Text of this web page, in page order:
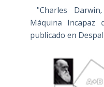
"Charles
Máquina Incapaz
publicado en